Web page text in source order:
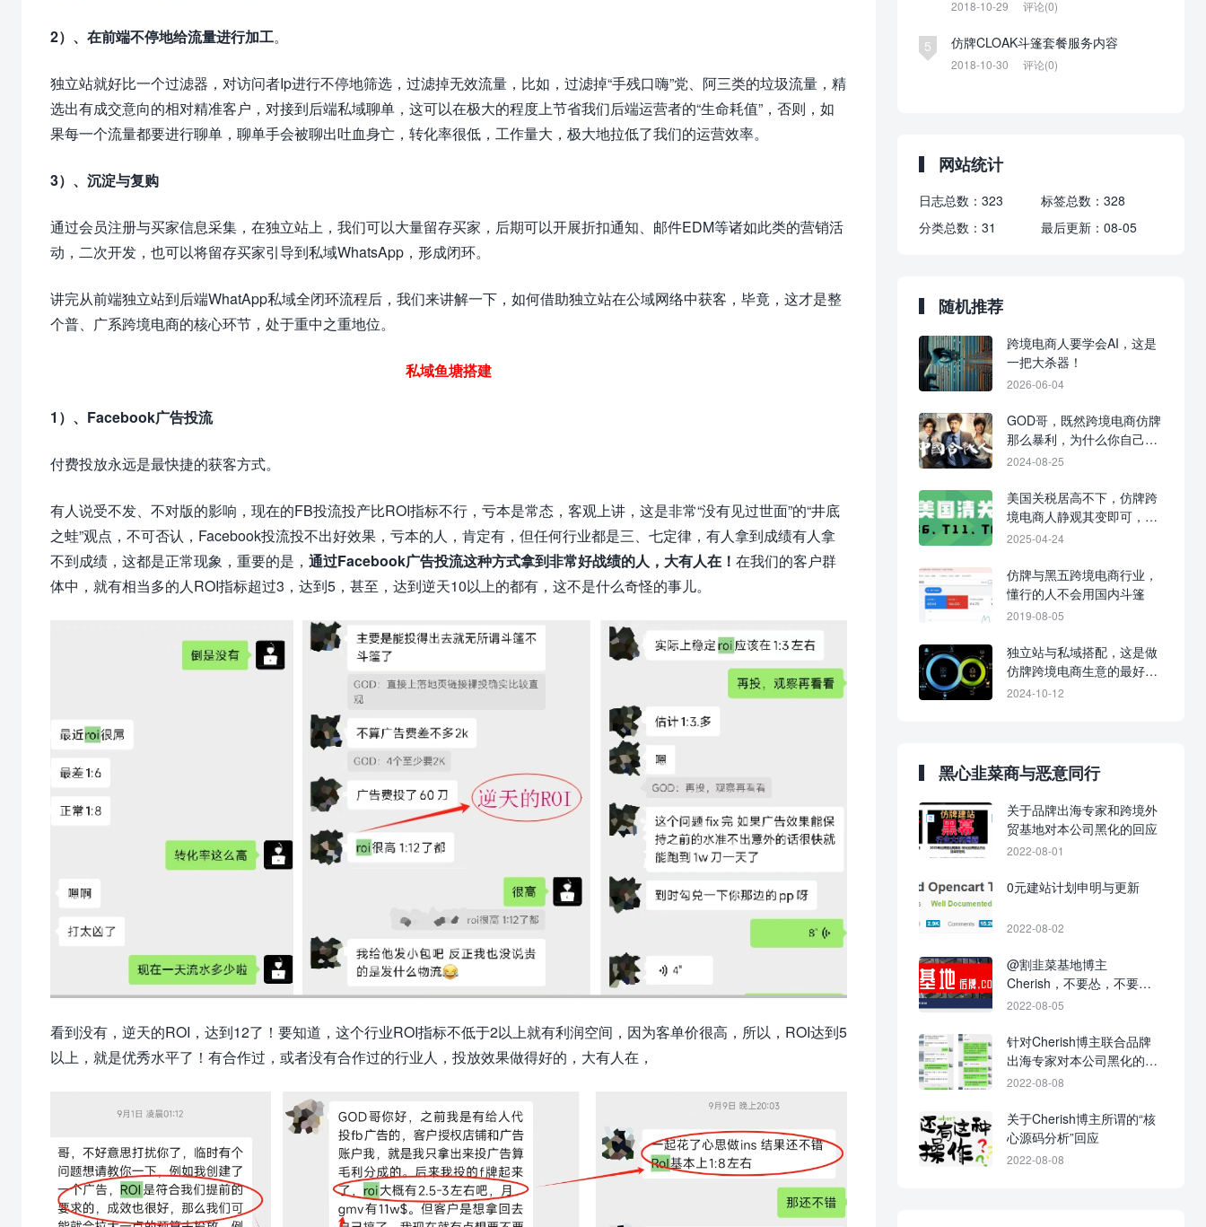
2）、在前端不停地给流量进行加工。
独立站就好比一个过滤器，对访问者Ip进行不停地筛选，过滤掉无效流量，比如，过滤掉“手残口嗨”党、阿三类的垃圾流量，精
选出有成交意向的相对精准客户，对接到后端私域聊单，这可以在极大的程度上节省我们后端运营者的“生命耗值”，否则，如
果每一个流量都要进行聊单，聊单手会被聊出吐血身亡，转化率很低，工作量大，极大地拉低了我们的运营效率。
3）、沉淀与复购
通过会员注册与买家信息采集，在独立站上，我们可以大量留存买家，后期可以开展折扣通知、邮件EDM等诸如此类的营销活
动，二次开发，也可以将留存买家引导到私域WhatsApp，形成闭环。
讲完从前端独立站到后端WhatApp私域全闭环流程后，我们来讲解一下，如何借助独立站在公域网络中获客，毕竟，这才是整
个普、广系跨境电商的核心环节，处于重中之重地位。
私域鱼塘搭建
1）、Facebook广告投流
付费投放永远是最快捷的获客方式。
有人说受不发、不对版的影响，现在的FB投流投产比ROI指标不行，亏本是常态，客观上讲，这是非常“没有见过世面”的“井底
之蛙”观点，不可否认，Facebook投流投不出好效果，亏本的人，肯定有，但任何行业都是三、七定律，有人拿到成绩有人拿
不到成绩，这都是正常现象，重要的是， 通过Facebook广告投流这种方式拿到非常好战绩的人，大有人在！ 在我们的客户群
体中，就有相当多的人ROI指标超过3，达到5，甚至，达到逆天10以上的都有，这不是什么奇怪的事儿。
看到没有，逆天的ROI，达到12了！要知道，这个行业ROI指标不低于2以上就有利润空间，因为客单价很高，所以，ROI达到5
以上，就是优秀水平了！有合作过，或者没有合作过的行业人，投放效果做得好的，大有人在，
2018-10-29 评论(0)
5 仿牌CLOAK斗篷套餐服务内容
2018-10-30 评论(0)
网站统计
日志总数： 323 标签总数： 328
分类总数： 31 最后更新： 08-05
随机推荐
跨境电商人要学会AI，这是
一把大杀器！
2026-06-04
GOD哥，既然跨境电商仿牌
那么暴利，为什么你自己不
卖货？！
2024-08-25
美国关税居高不下，仿牌跨
境电商人静观其变即可，没
必要慌张！
2025-04-24
仿牌与黑五跨境电商行业，
懂行的人不会用国内斗篷
2019-08-05
独立站与私域搭配，这是做
仿牌跨境电商生意的最好模
式
2024-10-12
黑心韭菜商与恶意同行
关于品牌出海专家和跨境外
贸基地对本公司黑化的回应
2022-08-01
0元建站计划申明与更新
2022-08-02
@割韭菜基地博主
Cherish，不要怂，不要不
回应，不要当缩头乌龟！
2022-08-05
针对Cherish博主联合品牌
出海专家对本公司黑化的战
争进展图
2022-08-08
关于Cherish博主所谓的“核
心源码分析”回应
2022-08-08